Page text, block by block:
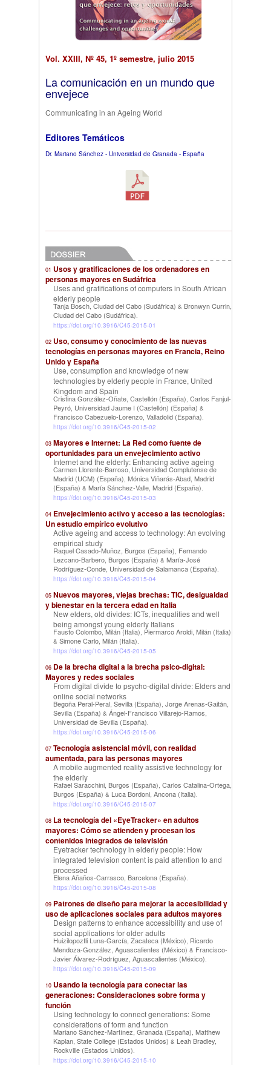
Vol. XXIII, Nº 45, 1º semestre, julio 2015
La comunicación en un mundo que
envejece
Communicating in an Ageing World
Editores Temáticos
Dr. Mariano Sánchez - Universidad de Granada - España
01 Usos y gratificaciones de los ordenadores en
personas mayores en Sudáfrica
Uses and gratifications of computers in South African
elderly people
Tanja Bosch, Ciudad del Cabo (Sudáfrica) & Bronwyn Currin,
Ciudad del Cabo (Sudáfrica).
https://doi.org/10.3916/C45-2015-01
02 Uso, consumo y conocimiento de las nuevas
tecnologías en personas mayores en Francia, Reino
Unido y España
Use, consumption and knowledge of new
technologies by elderly people in France, United
Kingdom and Spain
Cristina González-Oñate, Castellón (España), Carlos Fanjul-
Peyró, Universidad Jaume I (Castellón) (España) &
Francisco Cabezuelo-Lorenzo, Valladolid (España).
https://doi.org/10.3916/C45-2015-02
03 Mayores e Internet: La Red como fuente de
oportunidades para un envejecimiento activo
Internet and the elderly: Enhancing active ageing
Carmen Llorente-Barroso, Universidad Complutense de
Madrid (UCM) (España), Mónica Viñarás-Abad, Madrid
(España) & María Sánchez-Valle, Madrid (España).
https://doi.org/10.3916/C45-2015-03
04 Envejecimiento activo y acceso a las tecnologías:
Un estudio empírico evolutivo
Active ageing and access to technology: An evolving
empirical study
Raquel Casado-Muñoz, Burgos (España), Fernando
Lezcano-Barbero, Burgos (España) & María-José
Rodríguez-Conde, Universidad de Salamanca (España).
https://doi.org/10.3916/C45-2015-04
05 Nuevos mayores, viejas brechas: TIC, desigualdad
y bienestar en la tercera edad en Italia
New elders, old divides: ICTs, inequalities and well
being amongst young elderly Italians
Fausto Colombo, Milán (Italia), Piermarco Aroldi, Milán (Italia)
& Simone Carlo, Milán (Italia).
https://doi.org/10.3916/C45-2015-05
06 De la brecha digital a la brecha psico-digital:
Mayores y redes sociales
From digital divide to psycho-digital divide: Elders and
online social networks
Begoña Peral-Peral, Sevilla (España), Jorge Arenas-Gaitán,
Sevilla (España) & Ángel-Francisco Villarejo-Ramos,
Universidad de Sevilla (España).
https://doi.org/10.3916/C45-2015-06
07 Tecnología asistencial móvil, con realidad
aumentada, para las personas mayores
A mobile augmented reality assistive technology for
the elderly
Rafael Saracchini, Burgos (España), Carlos Catalina-Ortega,
Burgos (España) & Luca Bordoni, Ancona (Italia).
https://doi.org/10.3916/C45-2015-07
08 La tecnología del «EyeTracker» en adultos
mayores: Cómo se atienden y procesan los
contenidos integrados de televisión
Eyetracker technology in elderly people: How
integrated television content is paid attention to and
processed
Elena Añaños-Carrasco, Barcelona (España).
https://doi.org/10.3916/C45-2015-08
09 Patrones de diseño para mejorar la accesibilidad y
uso de aplicaciones sociales para adultos mayores
Design patterns to enhance accessibility and use of
social applications for older adults
Huizilopoztli Luna-García, Zacateca (México), Ricardo
Mendoza-González, Aguascalientes (México) & Francisco-
Javier Álvarez-Rodríguez, Aguascalientes (México).
https://doi.org/10.3916/C45-2015-09
10 Usando la tecnología para conectar las
generaciones: Consideraciones sobre forma y
función
Using technology to connect generations: Some
considerations of form and function
Mariano Sánchez-Martínez, Granada (España), Matthew
Kaplan, State College (Estados Unidos) & Leah Bradley,
Rockville (Estados Unidos).
https://doi.org/10.3916/C45-2015-10